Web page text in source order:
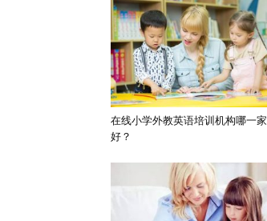
在线小学外教英语培训机构哪一家
好？